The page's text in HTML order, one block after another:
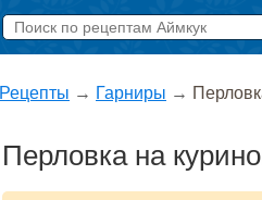
Рецепты → Гарниры →
Перловка на